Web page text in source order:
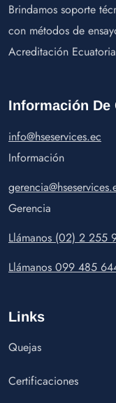
Brindamos soporte
con métodos de
Acreditación
Información De
info@hseservices.ec
Información
Gerencia
Llámanos (02) 2 255
Llámanos 099 485
Links
Quejas
Certificaciones